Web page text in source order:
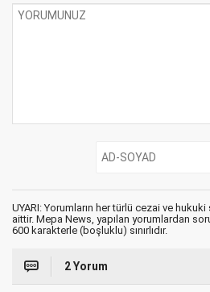
UYARI: Yorumların her türlü cezai ve
aittir. Mepa News, yapılan yorumlardan
600 karakterle (boşluklu) sınırlıdır.
2 Yorum